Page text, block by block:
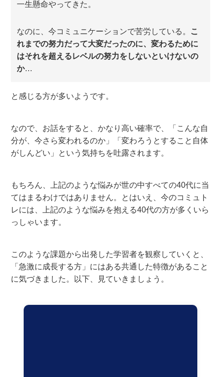
一生懸命やってきた。
なのに、今コミュニケーションで苦労している。 こ
れまでの努力だって大変だったのに、変わるために
はそれを超えるレベルの努力をしないといけないの
か…
と感じる方が多いようです。
なので、お話をすると、かなり高い確率で、「こんな自
分が、今さら変われるのか」「変わろうとすること自体
がしんどい」という気持ちを吐露されます。
もちろん、上記のような悩みが世の中すべての40代に当
てはまるわけではありません。とはいえ、今のコミュト
レには、上記のような悩みを抱える40代の方が多くいら
っしゃいます。
このような課題から出発した学習者を観察していくと、
「急激に成長する方」にはある共通した特徴があること
に気づきました。以下、見ていきましょう。